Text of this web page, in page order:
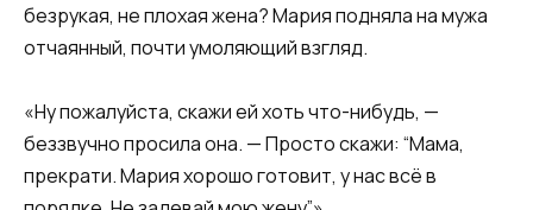
безрукая, не плохая жена? Мария подняла на мужа
отчаянный, почти умоляющий взгляд.
«Ну пожалуйста, скажи ей хоть что-нибудь, —
беззвучно просила она. — Просто скажи: “Мама,
прекрати. Мария хорошо готовит, у нас всё в